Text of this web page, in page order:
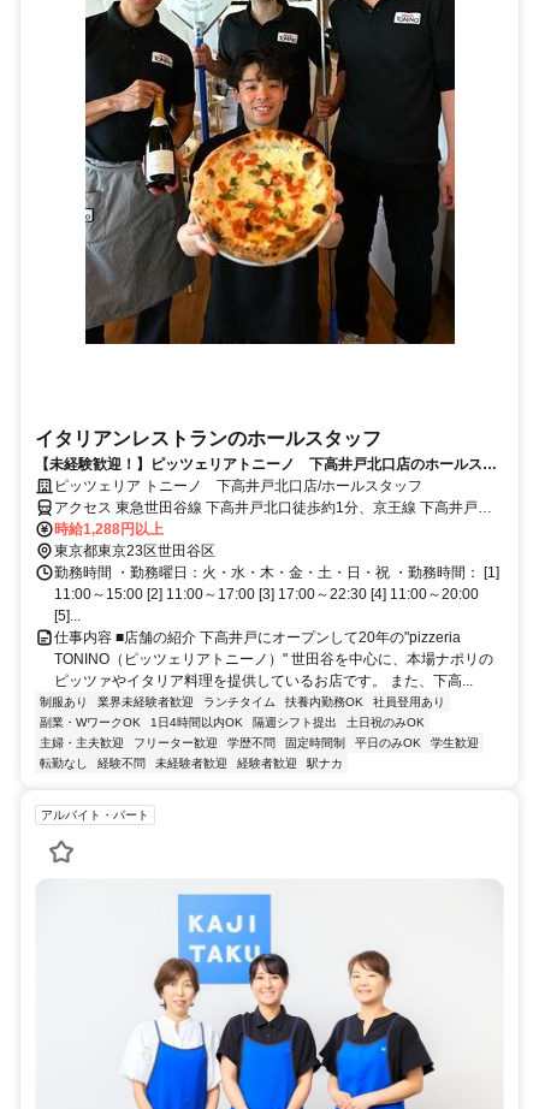
イタリアンレストランのホールスタッフ
【未経験歓迎！】ピッツェリアトニーノ 下高井戸北口店のホールスタ
ッフ募集／ランチの時間帯大募集◎／こだわりのピザを提供♪
ピッツェリア トニーノ 下高井戸北口店/ホールスタッフ
アクセス 東急世田谷線 下高井戸北口徒歩約1分、京王線 下高井戸北
口徒歩約1分、東急世田谷線 松原（東京都）徒歩約10分
時給1,288円以上
東京都東京23区世田谷区
勤務時間 ・勤務曜日：火・水・木・金・土・日・祝 ・勤務時間： [1]
11:00～15:00 [2] 11:00～17:00 [3] 17:00～22:30 [4] 11:00～20:00
[5]...
仕事内容 ■店舗の紹介 下高井戸にオープンして20年の"pizzeria
TONINO（ピッツェリアトニーノ）" 世田谷を中心に、本場ナポリの
ピッツァやイタリア料理を提供しているお店です。 また、下高...
制服あり 業界未経験者歓迎 ランチタイム 扶養内勤務OK
社員登用あり
副業・WワークOK
1日4時間以内OK 隔週シフト提出
土日祝のみOK
主婦・主夫歓迎
フリーター歓迎 学歴不問 固定時間制 平日のみOK
学生歓迎
転勤なし
経験不問 未経験者歓迎 経験者歓迎 駅ナカ
アルバイト・パート